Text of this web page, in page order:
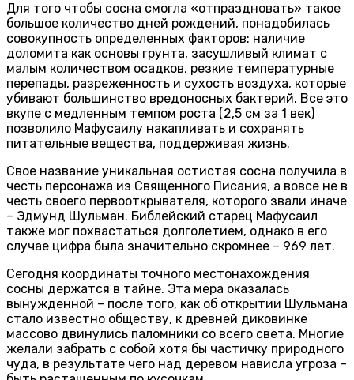
Для того чтобы сосна смогла «отпраздновать» такое
большое количество дней рождений, понадобилась
совокупность определенных факторов: наличие
доломита как основы грунта, засушливый климат с
малым количеством осадков, резкие температурные
перепады, разреженность и сухость воздуха, которые
убивают большинство вредоносных бактерий. Все это
вкупе с медленным темпом роста (2,5 см за 1 век)
позволило Мафусаилу накапливать и сохранять
питательные вещества, поддерживая жизнь.
Свое название уникальная остистая сосна получила в
честь персонажа из Священного Писания, а вовсе не в
честь своего первооткрывателя, которого звали иначе
– Эдмунд Шульман. Библейский старец Мафусаил
также мог похвастаться долголетием, однако в его
случае цифра была значительно скромнее – 969 лет.
Сегодня координаты точного местонахождения
сосны держатся в тайне. Эта мера оказалась
вынужденной – после того, как об открытии Шульмана
стало известно обществу, к древней диковинке
массово двинулись паломники со всего света. Многие
желали забрать с собой хотя бы частичку природного
чуда, в результате чего над деревом нависла угроза –